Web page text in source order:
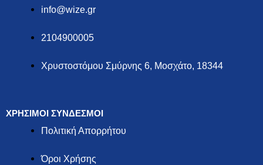
info@wize.gr
2104900005
Χρυστοστόμου Σμύρνης 6, Μοσχάτο, 18344
ΧΡΗΣΙΜΟΙ ΣΥΝΔΕΣΜΟΙ
Πολιτική Απορρήτου
Όροι Χρήσης